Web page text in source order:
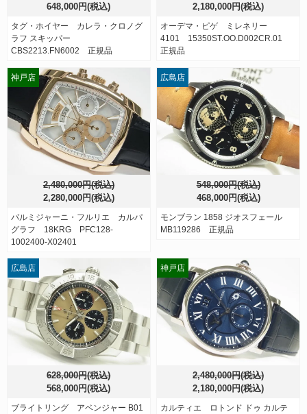
648,000円(税込)
タグ・ホイヤー カレラ・クロノグ
ラフ スキッパー
CBS2213.FN6002 正規品
2,180,000円(税込)
オーデマ・ピゲ ミレネリー
4101 15350ST.OO.D002CR.01
正規品
2,480,000円(税込)
2,280,000円(税込)
パルミジャーニ・フルリエ カルパ
グラフ 18KRG PFC128-
1002400-X02401
神戸店
548,000円(税込)
468,000円(税込)
モンブラン 1858 ジオスフェール
MB119286 正規品
広島店
628,000円(税込)
568,000円(税込)
ブライトリング アベンジャー B01
広島店
2,480,000円(税込)
2,180,000円(税込)
カルティエ ロトンド ドゥ カルテ
神戸店